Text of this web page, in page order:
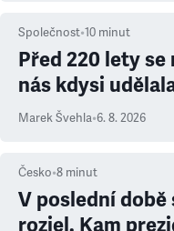
Společnost•10 minut
Před 220 lety se
nás kdysi
Marek Švehla•6. 8. 2026
Česko•8 minut
V poslední
rozjel. Kam